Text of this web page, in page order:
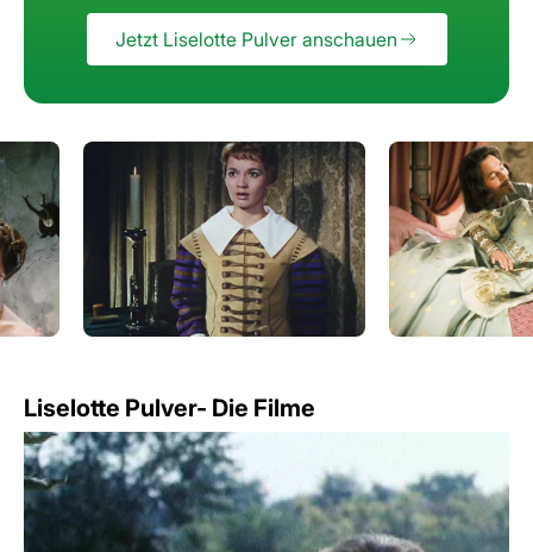
Jetzt Liselotte Pulver anschauen
Liselotte Pulver- Die Filme